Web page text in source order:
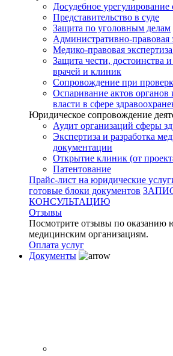
Досудебное урегулирование
Представительство в суде
Защита по уголовным делам
Административно-правовая
Медико-правовая
Защита чести, достоинства
врачей и клиник
Сопровождение при
Оспаривание актов органов
власти в сфере
Юридическое сопровождение
Аудит организаций сферы
Экспертиза и разработка
документации
Открытие клиник (от
Патентование
Прайс-лист на юридические
готовые блоки документов
КОНСУЛЬТАЦИЮ
Отзывы
Посмотрите отзывы по оказанию
медицинским организациям.
Оплата услуг
Документы